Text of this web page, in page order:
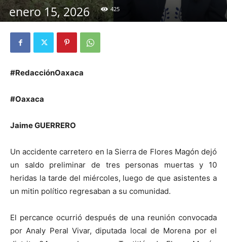
enero 15, 2026 425
#RedacciónOaxaca
#Oaxaca
Jaime GUERRERO
Un accidente carretero en la Sierra de Flores Magón dejó
un saldo preliminar de tres personas muertas y 10
heridas la tarde del miércoles, luego de que asistentes a
un mitin político regresaban a su comunidad.
El percance ocurrió después de una reunión convocada
por Analy Peral Vivar, diputada local de Morena por el